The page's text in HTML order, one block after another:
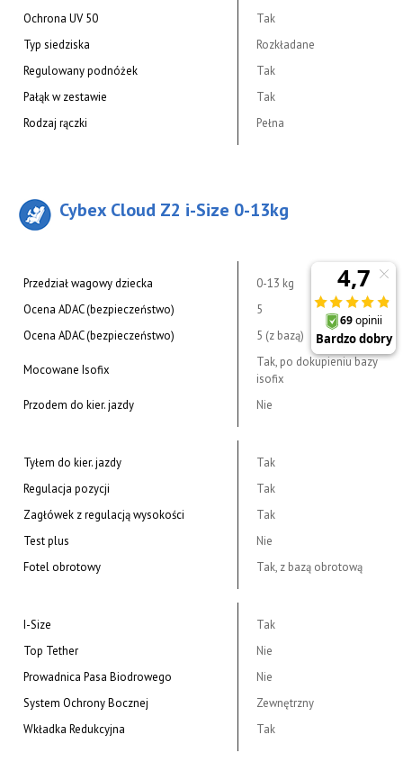
Ochrona UV 50
Tak
Typ siedziska
Rozkładane
Regulowany podnóżek
Tak
Pałąk w zestawie
Tak
Rodzaj rączki
Pełna
Cybex Cloud Z2 i-Size 0-13kg
Przedział wagowy dziecka
0-13 kg
Ocena ADAC (bezpieczeństwo)
5
Ocena ADAC (bezpieczeństwo)
5 (z bazą)
Mocowane Isofix
Tak, po dokupieniu bazy
isofix
Przodem do kier. jazdy
Nie
Tyłem do kier. jazdy
Tak
Regulacja pozycji
Tak
Zagłówek z regulacją wysokości
Tak
Test plus
Nie
Fotel obrotowy
Tak, z bazą obrotową
I-Size
Tak
Top Tether
Nie
Prowadnica Pasa Biodrowego
Nie
System Ochrony Bocznej
Zewnętrzny
Wkładka Redukcyjna
Tak